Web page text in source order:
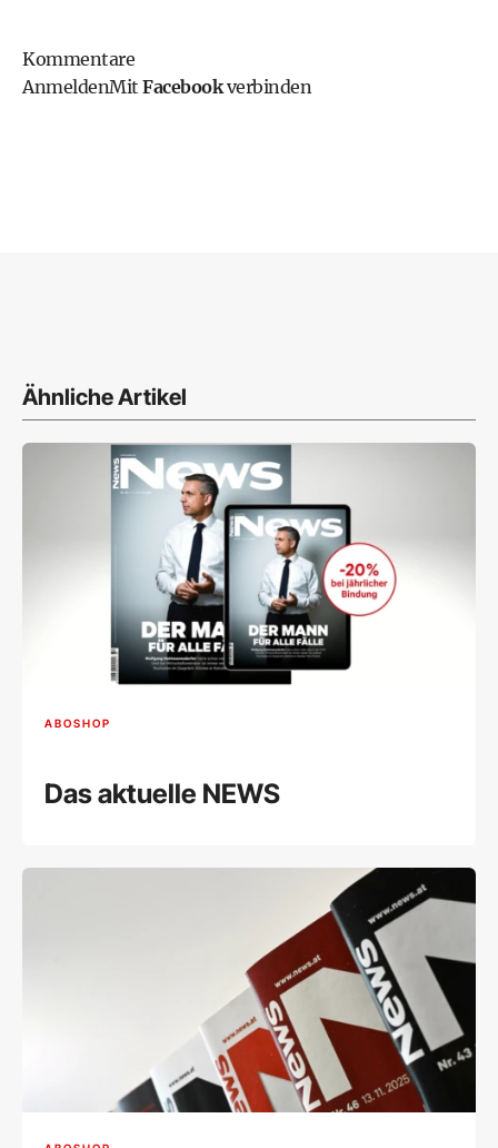
Kommentare
AnmeldenMit Facebookverbinden
Ähnliche Artikel
ABOSHOP
Das aktuelle NEWS